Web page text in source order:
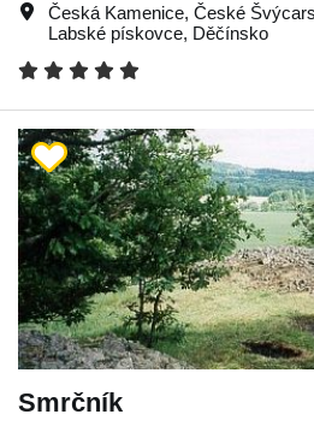
Česká Kamenice, České
Labské pískovce, Děčínsko
Smrčník